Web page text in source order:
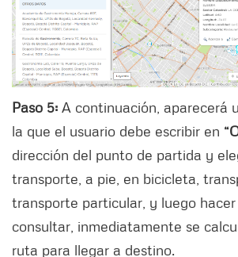
Paso 5: A continuación, aparecerá
la que el usuario debe escribir en
dirección del punto de partida y
transporte, a pie, en bicicleta,
transporte particular, y luego
consultar, inmediatamente se
ruta para llegar a destino.